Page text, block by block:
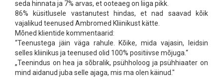
seda hinnata ja 7% arvas, et ooteaeg on liiga pikk.
86% küsitlusele vastanutest hindas, et nad saavad kõik
vajalikud teenused Ambromed Kliinikust kätte.
Mõned klientide kommentaarid:
“Teenustega jäin väga rahule. Kõike, mida vajasin, leidsin
selles kliinikus ja teenused olid 100% positiivse mõjuga.“
„Teenindus on hea ja sõbralik, psühholoog ja psühhiaater on
mind aidanud juba selle ajaga, mis ma olen käinud."